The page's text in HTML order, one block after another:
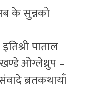
के सुन्नको
पाताल
ओग्लेथ्रुप –
ब्रतकथायाँ